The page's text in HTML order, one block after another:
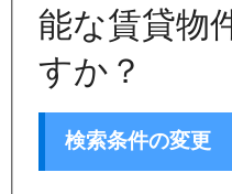
能な賃貸物
すか？
検索条件の変更